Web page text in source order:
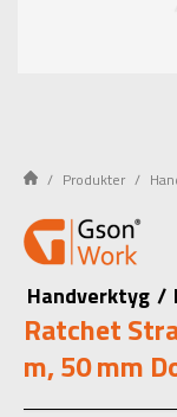
Produkter
Handverktyg /
Ratchet
m, 50 mm